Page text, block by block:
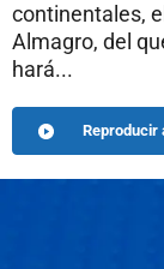
continentales,
Almagro, del
hará...
Reproducir